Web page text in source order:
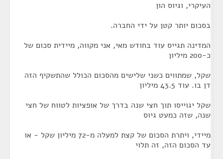
העיקרי, וגיוס הון
בסכום יותר קטן על ידי החברה.
המדינה תגייס עוד בחודש מאי, אני מקווה, מיידית סכום של
כ-200 מיליון
שקל, שמתווים כשני שלישים מהסכום הכולל שהתשקיף הזה
דן בו. עוד 43.5 מיליון
שקל יגוייסו תוך חצי שנה בדרך של אופציות לטווח של חצי
שנה, שזה כמעט גיוס
מיידי, ויתרת הסכום של קצת למעלה מ-72 מיליון שקל - או
עד הסכום הזה, זה תלוי